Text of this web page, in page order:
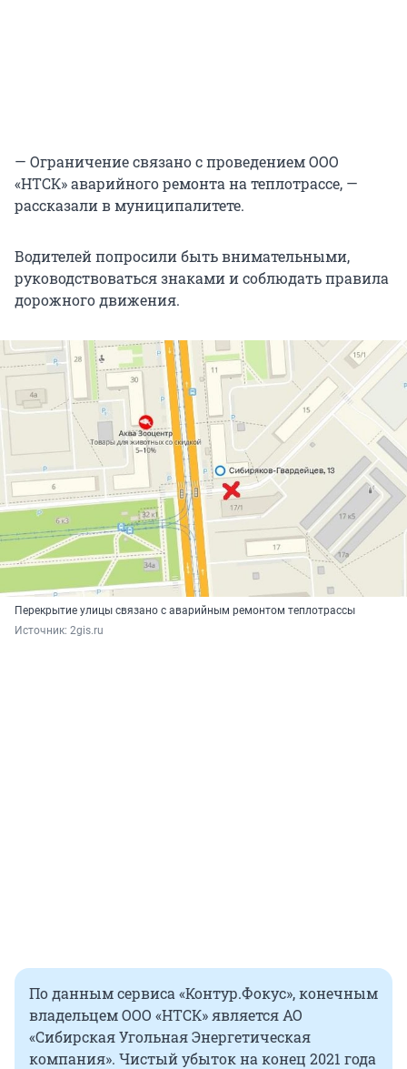
— Ограничение связано с проведением ООО
«НТСК» аварийного ремонта на теплотрассе, —
рассказали в муниципалитете.
Водителей попросили быть внимательными,
руководствоваться знаками и соблюдать правила
дорожного движения.
Перекрытие улицы связано с аварийным ремонтом теплотрассы
Источник: 2gis.ru
По данным сервиса «Контур.Фокус», конечным
владельцем ООО «НТСК» является АО
«Сибирская Угольная Энергетическая
компания». Чистый убыток на конец 2021 года